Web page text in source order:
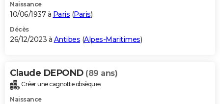
Naissance
10/06/1937 à Paris (Paris)
Décès
26/12/2023 à Antibes (Alpes-Maritimes)
Claude DEPOND (89 ans)
Créer une cagnotte obsèques
Naissance